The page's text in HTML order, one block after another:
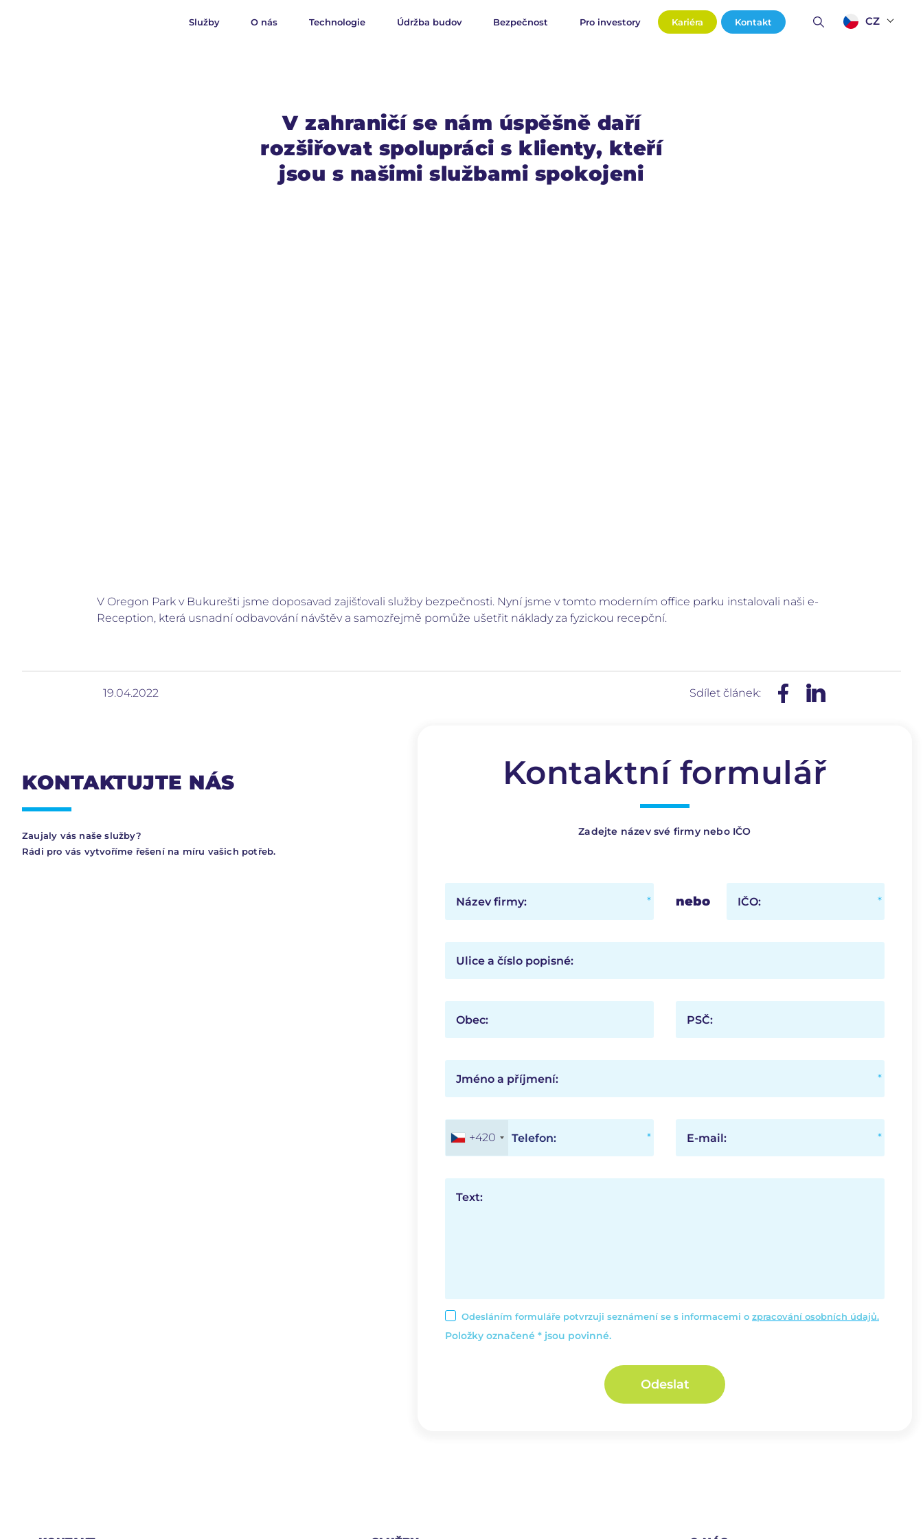
Služby O nás Technologie Údržba budov Bezpečnost Pro investory Kariéra Kontakt CZ
V zahraničí se nám úspěšně daří
rozšiřovat spolupráci s klienty, kteří
jsou s našimi službami spokojeni
V Oregon Park v Bukurešti jsme doposavad zajišťovali služby bezpečnosti. Nyní jsme v tomto moderním office parku instalovali naši e-
Reception, která usnadní odbavování návštěv a samozřejmě pomůže ušetřit náklady za fyzickou recepční.
19.04.2022 Sdílet článek:
KONTAKTUJTE NÁS
Zaujaly vás naše služby?
Rádi pro vás vytvoříme řešení na míru vašich potřeb.
Kontaktní formulář
Zadejte název své firmy nebo IČO
Název firmy: nebo IČO:
Ulice a číslo popisné:
Obec: PSČ:
Jméno a příjmení:
Telefon:
+420 E-mail:
Text:
Odesláním formuláře potvrzuji seznámení se s informacemi o zpracování osobních údajů.
Položky označené * jsou povinné.
Odeslat